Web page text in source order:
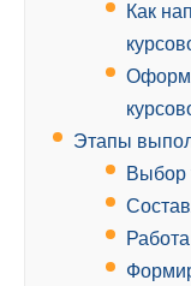
Как
Этапы
Выбор